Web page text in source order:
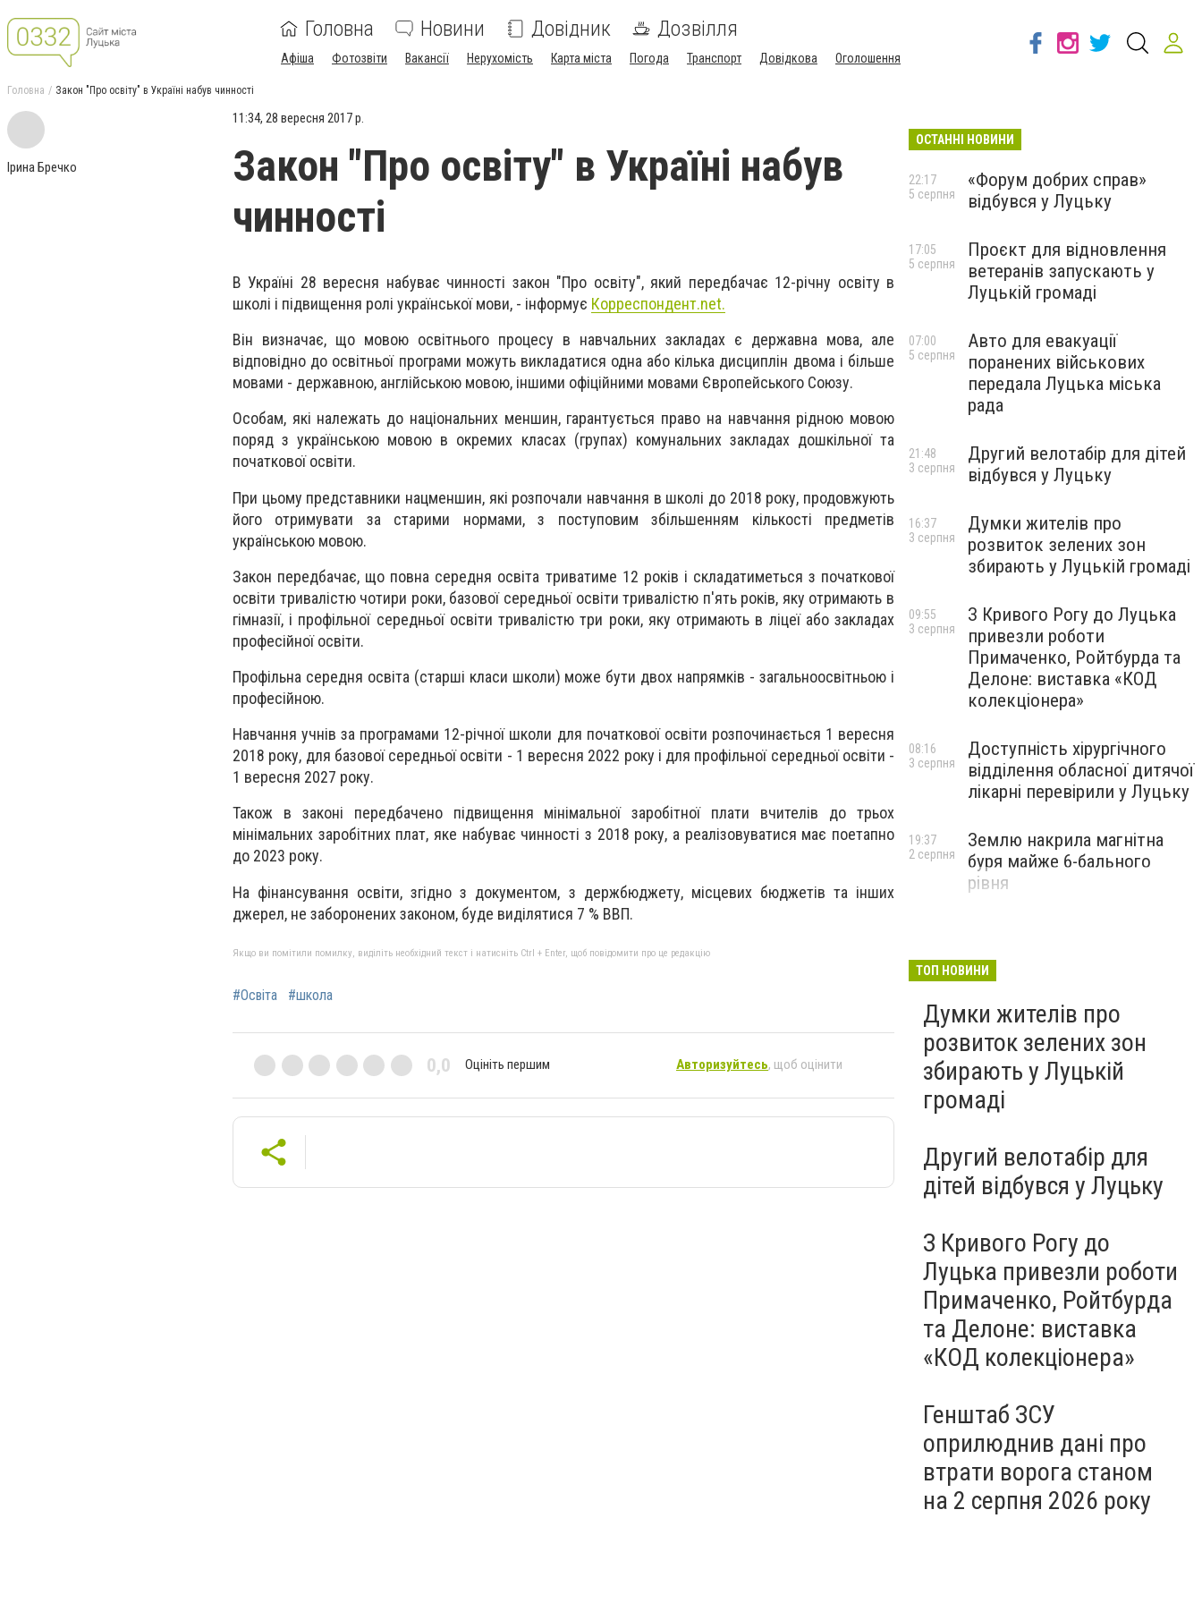
Головна Новини Довідник Дозвілля
Афіша Фотозвіти Вакансії Нерухомість Карта міста Погода Транспорт Довідкова Оголошення
Головна Закон "Про освіту" в Україні набув чинності
Ірина Бречко
11:34, 28 вересня 2017 р.
Закон "Про освіту" в Україні набув
чинності
В Україні 28 вересня набуває чинності закон "Про освіту", який передбачає 12-річну освіту в
школі і підвищення ролі української мови, - інформує Корреспондент.net.
Він визначає, що мовою освітнього процесу в навчальних закладах є державна мова, але
відповідно до освітньої програми можуть викладатися одна або кілька дисциплін двома і більше
мовами - державною, англійською мовою, іншими офіційними мовами Європейського Союзу.
Особам, які належать до національних меншин, гарантується право на навчання рідною мовою
поряд з українською мовою в окремих класах (групах) комунальних закладах дошкільної та
початкової освіти.
При цьому представники нацменшин, які розпочали навчання в школі до 2018 року, продовжують
його отримувати за старими нормами, з поступовим збільшенням кількості предметів
українською мовою.
Закон передбачає, що повна середня освіта триватиме 12 років і складатиметься з початкової
освіти тривалістю чотири роки, базової середньої освіти тривалістю п'ять років, яку отримають в
гімназії, і профільної середньої освіти тривалістю три роки, яку отримають в ліцеї або закладах
професійної освіти.
Профільна середня освіта (старші класи школи) може бути двох напрямків - загальноосвітньою і
професійною.
Навчання учнів за програмами 12-річної школи для початкової освіти розпочинається 1 вересня
2018 року, для базової середньої освіти - 1 вересня 2022 року і для профільної середньої освіти -
1 вересня 2027 року.
Також в законі передбачено підвищення мінімальної заробітної плати вчителів до трьох
мінімальних заробітних плат, яке набуває чинності з 2018 року, а реалізовуватися має поетапно
до 2023 року.
На фінансування освіти, згідно з документом, з держбюджету, місцевих бюджетів та інших
джерел, не заборонених законом, буде виділятися 7 % ВВП.
Якщо ви помітили помилку, виділіть необхідний текст і натисніть Ctrl + Enter, щоб повідомити про це редакцію
#Освіта #школа
0,0 Оцініть першим Авторизуйтесь, щоб оцінити
ОСТАННІ НОВИНИ
«Форум добрих справ»
відбувся у Луцьку
22:17
5 серпня
Проєкт для відновлення
ветеранів запускають у
Луцькій громаді
17:05
5 серпня
Авто для евакуації
поранених військових
передала Луцька міська
рада
07:00
5 серпня
Другий велотабір для дітей
відбувся у Луцьку
21:48
3 серпня
Думки жителів про
розвиток зелених зон
збирають у Луцькій громаді
16:37
3 серпня
З Кривого Рогу до Луцька
привезли роботи
Примаченко, Ройтбурда та
Делоне: виставка «КОД
колекціонера»
09:55
3 серпня
Доступність хірургічного
відділення обласної дитячої
лікарні перевірили у Луцьку
08:16
3 серпня
Землю накрила магнітна
буря майже 6-бального
рівня
19:37
2 серпня
ТОП НОВИНИ
Думки жителів про
розвиток зелених зон
збирають у Луцькій
громаді
Другий велотабір для
дітей відбувся у Луцьку
З Кривого Рогу до
Луцька привезли роботи
Примаченко, Ройтбурда
та Делоне: виставка
«КОД колекціонера»
Генштаб ЗСУ
оприлюднив дані про
втрати ворога станом
на 2 серпня 2026 року